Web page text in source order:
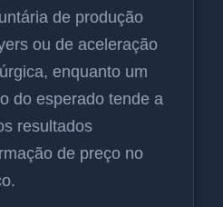
de produção
ou de aceleração
enquanto um
do esperado tende a
resultados
de preço no